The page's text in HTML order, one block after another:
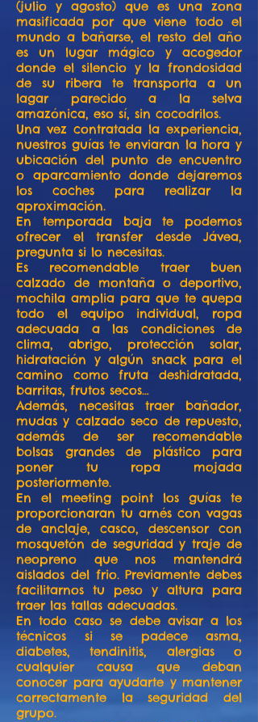
(julio y agosto) que es una zona
masificada por que viene todo el
mundo a bañarse, el resto del año
es un lugar mágico y acogedor
donde el silencio y la frondosidad
de su ribera te transporta a un
lagar parecido a la selva
amazónica, eso sí, sin cocodrilos.
Una vez contratada la experiencia,
nuestros guías te enviaran la hora y
ubicación del punto de encuentro
o aparcamiento donde dejaremos
los coches para realizar la
aproximación.
En temporada baja te podemos
ofrecer el transfer desde Jávea,
pregunta si lo necesitas.
Es recomendable traer buen
calzado de montaña o deportivo,
mochila amplia para que te quepa
todo el equipo individual, ropa
adecuada a las condiciones de
clima, abrigo, protección solar,
hidratación y algún snack para el
camino como fruta deshidratada,
barritas, frutos secos…
Además, necesitas traer bañador,
mudas y calzado seco de repuesto,
además de ser recomendable
bolsas grandes de plástico para
poner tu ropa mojada
posteriormente.
En el meeting point los guías te
proporcionaran tu arnés con vagas
de anclaje, casco, descensor con
mosquetón de seguridad y traje de
neopreno que nos mantendrá
aislados del frio. Previamente debes
facilitarnos tu peso y altura para
traer las tallas adecuadas.
En todo caso se debe avisar a los
técnicos si se padece asma,
diabetes, tendinitis, alergias o
cualquier causa que deban
conocer para ayudarte y mantener
correctamente la seguridad del
grupo.